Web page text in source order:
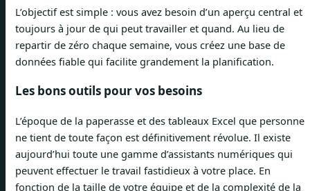
L’objectif est simple : vous avez besoin d’un aperçu central et
toujours à jour de qui peut travailler et quand. Au lieu de
repartir de zéro chaque semaine, vous créez une base de
données fiable qui facilite grandement la planification.
Les bons outils pour vos besoins
L’époque de la paperasse et des tableaux Excel que personne
ne tient de toute façon est définitivement révolue. Il existe
aujourd’hui toute une gamme d’assistants numériques qui
peuvent effectuer le travail fastidieux à votre place. En
fonction de la taille de votre équipe et de la complexité de la